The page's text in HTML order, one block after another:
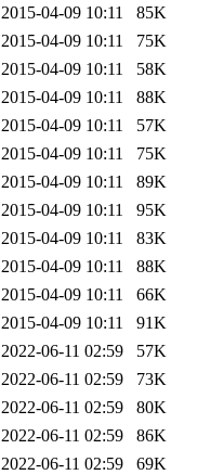
2015-04-09 10:11
85K
2015-04-09 10:11
75K
2015-04-09 10:11
58K
2015-04-09 10:11
88K
2015-04-09 10:11
57K
2015-04-09 10:11
75K
2015-04-09 10:11
89K
2015-04-09 10:11
95K
2015-04-09 10:11
83K
2015-04-09 10:11
88K
2015-04-09 10:11
66K
2015-04-09 10:11
91K
2022-06-11 02:59
57K
2022-06-11 02:59
73K
2022-06-11 02:59
80K
2022-06-11 02:59
86K
2022-06-11 02:59
69K